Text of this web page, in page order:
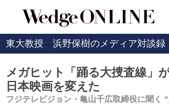
東大教授 浜野保樹のメディア対談録
メガヒット「踊る大捜査線」
日本映画を変えた
フジテレビジョン・亀山千広取締役に聞く